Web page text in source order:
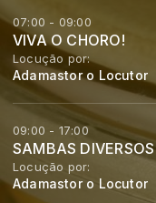
07:00 - 09:00
VIVA O CHORO!
Locução por:
Adamastor o Locutor
09:00 - 17:00
SAMBAS DIVERSOS
Locução por:
Adamastor o Locutor